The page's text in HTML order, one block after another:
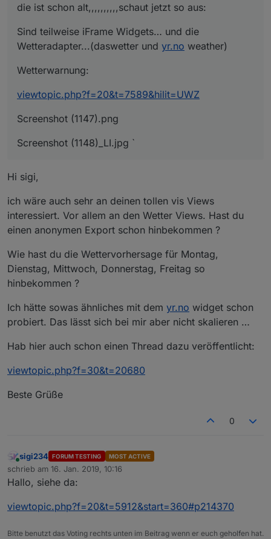
die ist schon alt,,,,,,,,,,schaut jetzt so aus:
Sind teilweise iFrame Widgets… und die
Wetteradapter...(daswetter und yr.no weather)
Wetterwarnung:
viewtopic.php?f=20&t=7589&hilit=UWZ
Screenshot (1147).png
Screenshot (1148)_LI.jpg `
Hi sigi,
ich wäre auch sehr an deinen tollen vis Views
interessiert. Vor allem an den Wetter Views. Hast du
einen anonymen Export schon hinbekommen ?
Wie hast du die Wettervorhersage für Montag,
Dienstag, Mittwoch, Donnerstag, Freitag so
hinbekommen ?
Ich hätte sowas ähnliches mit dem yr.no widget schon
probiert. Das lässt sich bei mir aber nicht skalieren …
Hab hier auch schon einen Thread dazu veröffentlicht:
viewtopic.php?f=30&t=20680
Beste Grüße
0
Online
sigi234 FORUM TESTING MOST ACTIVE
schrieb am 16. Jan. 2019, 10:16
zuletzt editiert von
Hallo, siehe da:
viewtopic.php?f=20&t=5912&start=360#p214370
Bitte benutzt das Voting rechts unten im Beitrag wenn er euch geholfen hat.